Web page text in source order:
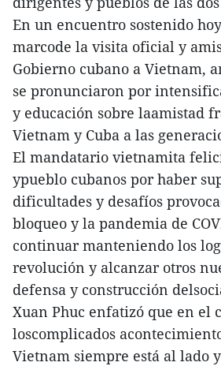
En un encuentro sostenido
marcode la visita oficial y
Gobierno cubano a Vietnam,
se pronunciaron por
y educación sobre laamistad
Vietnam y Cuba a las
El mandatario vietnamita
ypueblo cubanos por haber
dificultades y desafíos
bloqueo y la pandemia de
continuar manteniendo los
revolución y alcanzar otros
defensa y construcción
Xuan Phuc enfatizó que en el
loscomplicados
Vietnam siempre está al lado